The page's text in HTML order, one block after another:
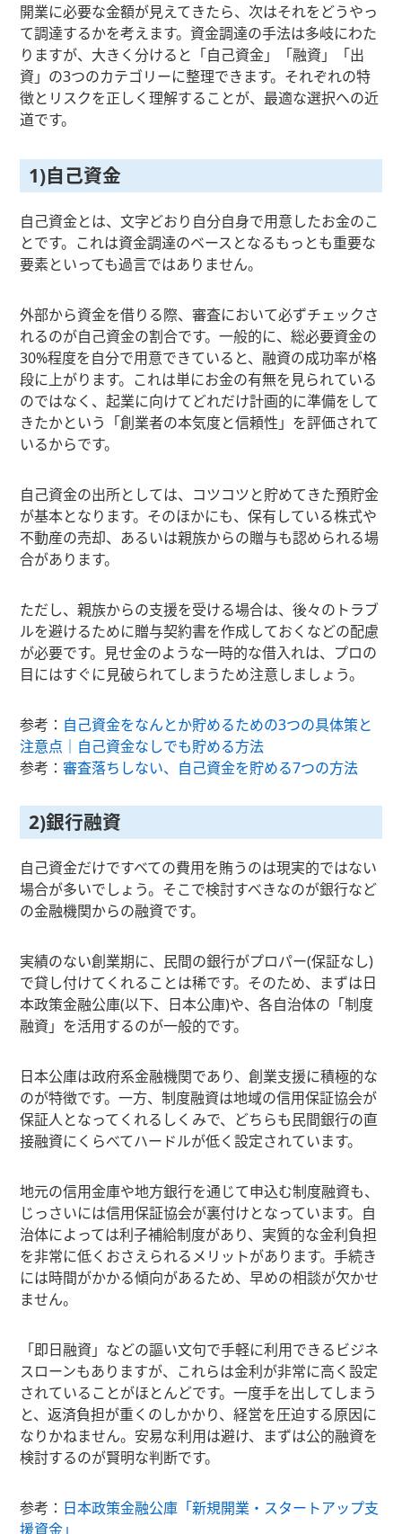
開業に必要な金額が見えてきたら、次はそれをどうやっ
て調達するかを考えます。資金調達の手法は多岐にわた
りますが、大きく分けると「自己資金」「融資」「出
資」の3つのカテゴリーに整理できます。それぞれの特
徴とリスクを正しく理解することが、最適な選択への近
道です。
1)自己資金
自己資金とは、文字どおり自分自身で用意したお金のこ
とです。これは資金調達のベースとなるもっとも重要な
要素といっても過言ではありません。
外部から資金を借りる際、審査において必ずチェックさ
れるのが自己資金の割合です。一般的に、総必要資金の
30%程度を自分で用意できていると、融資の成功率が格
段に上がります。これは単にお金の有無を見られている
のではなく、起業に向けてどれだけ計画的に準備をして
きたかという「創業者の本気度と信頼性」を評価されて
いるからです。
自己資金の出所としては、コツコツと貯めてきた預貯金
が基本となります。そのほかにも、保有している株式や
不動産の売却、あるいは親族からの贈与も認められる場
合があります。
ただし、親族からの支援を受ける場合は、後々のトラブ
ルを避けるために贈与契約書を作成しておくなどの配慮
が必要です。見せ金のような一時的な借入れは、プロの
目にはすぐに見破られてしまうため注意しましょう。
参考： 自己資金をなんとか貯めるための3つの具体策と
注意点｜自己資金なしでも貯める方法
参考：審査落ちしない、自己資金を貯める7つの方法
2)銀行融資
自己資金だけですべての費用を賄うのは現実的ではない
場合が多いでしょう。そこで検討すべきなのが銀行など
の金融機関からの融資です。
実績のない創業期に、民間の銀行がプロパー(保証なし)
で貸し付けてくれることは稀です。そのため、まずは日
本政策金融公庫(以下、日本公庫)や、各自治体の「制度
融資」を活用するのが一般的です。
日本公庫は政府系金融機関であり、創業支援に積極的な
のが特徴です。一方、制度融資は地域の信用保証協会が
保証人となってくれるしくみで、どちらも民間銀行の直
接融資にくらべてハードルが低く設定されています。
地元の信用金庫や地方銀行を通じて申込む制度融資も、
じっさいには信用保証協会が裏付けとなっています。自
治体によっては利子補給制度があり、実質的な金利負担
を非常に低くおさえられるメリットがあります。手続き
には時間がかかる傾向があるため、早めの相談が欠かせ
ません。
「即日融資」などの謳い文句で手軽に利用できるビジネ
スローンもありますが、これらは金利が非常に高く設定
されていることがほとんどです。一度手を出してしまう
と、返済負担が重くのしかかり、経営を圧迫する原因に
なりかねません。安易な利用は避け、まずは公的融資を
検討するのが賢明な判断です。
参考： 日本政策金融公庫「新規開業・スタートアップ支
援資金」